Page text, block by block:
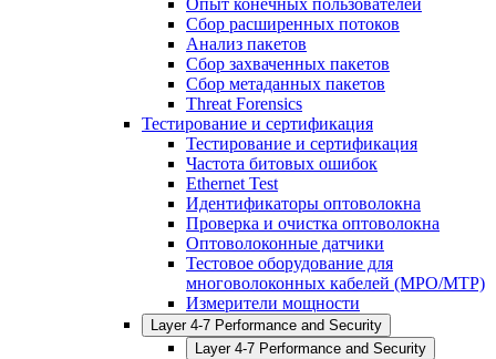
Опыт конечных пользователей
Сбор расширенных потоков
Анализ пакетов
Сбор захваченных пакетов
Сбор метаданных пакетов
Threat Forensics
Тестирование и сертификация
Тестирование и сертификация
Частота битовых ошибок
Ethernet Test
Идентификаторы оптоволокна
Проверка и очистка оптоволокна
Оптоволоконные датчики
Тестовое оборудование для
многоволоконных кабелей (MPO/MTP)
Измерители мощности
Layer 4-7 Performance and Security
Layer 4-7 Performance and Security